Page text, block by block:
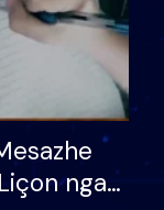
nga